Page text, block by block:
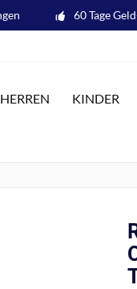
60 Tage
HERREN KINDER